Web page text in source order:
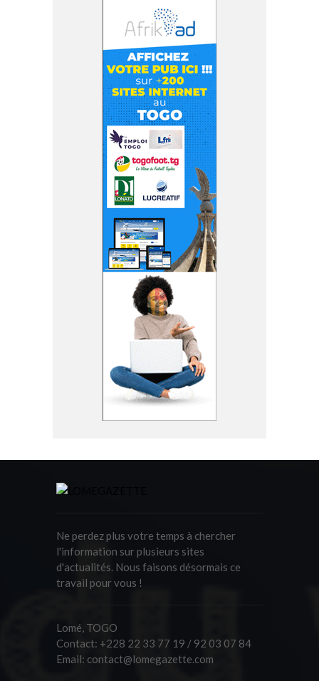
Ne perdez plus votre temps à chercher
l'information sur plusieurs sites
d'actualités. Nous faisons désormais ce
travail pour vous !
Lomé, TOGO
Contact: +228 22 33 77 19 / 92 03 07 84
Email: contact@lomegazette.com